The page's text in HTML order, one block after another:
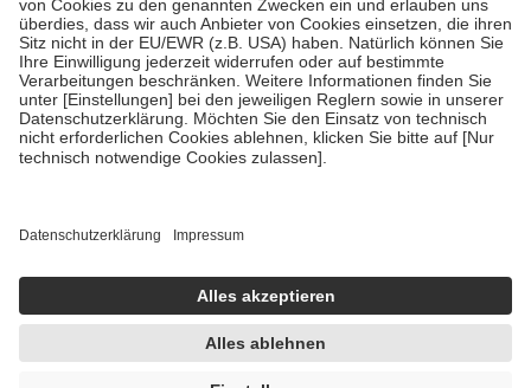
• Kindern und Jugendlichen bis zum vollendeten 18. Lebensjahr
mit Ausnahme der Fahrkosten
• Untersuchungen zur Vorsorge und Früherkennung, die von der
GKV getragen werden
• empfohlenen Schutzimpfungen
• Harn- und Blutteststreifen
getroffen, um sicherzustellen, dass es sich um echte Bewertungen
https://help.etrusted.com/hc/de/articles/4419944605341
Einige Bilder und Inhalte wurden unter Zuhilfenahme künstlicher